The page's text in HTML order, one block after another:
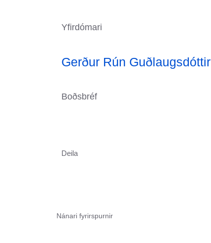
Yfirdómari
Gerður Rún Guðlaugsdóttir
Boðsbréf
Deila
Nánari fyrirspurnir